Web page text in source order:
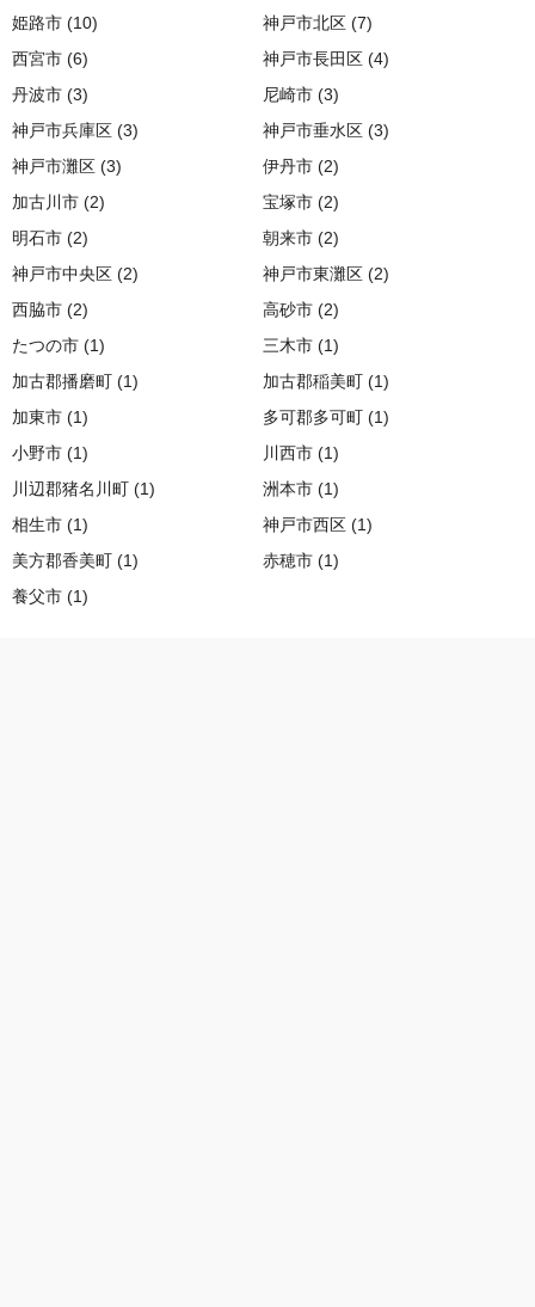
姫路市 (10) 神戸市北区 (7)
西宮市 (6) 神戸市長田区 (4)
丹波市 (3) 尼崎市 (3)
神戸市兵庫区 (3) 神戸市垂水区 (3)
神戸市灘区 (3) 伊丹市 (2)
加古川市 (2) 宝塚市 (2)
明石市 (2) 朝来市 (2)
神戸市中央区 (2) 神戸市東灘区 (2)
西脇市 (2) 高砂市 (2)
たつの市 (1) 三木市 (1)
加古郡播磨町 (1) 加古郡稲美町 (1)
加東市 (1) 多可郡多可町 (1)
小野市 (1) 川西市 (1)
川辺郡猪名川町 (1) 洲本市 (1)
相生市 (1) 神戸市西区 (1)
美方郡香美町 (1) 赤穂市 (1)
養父市 (1)